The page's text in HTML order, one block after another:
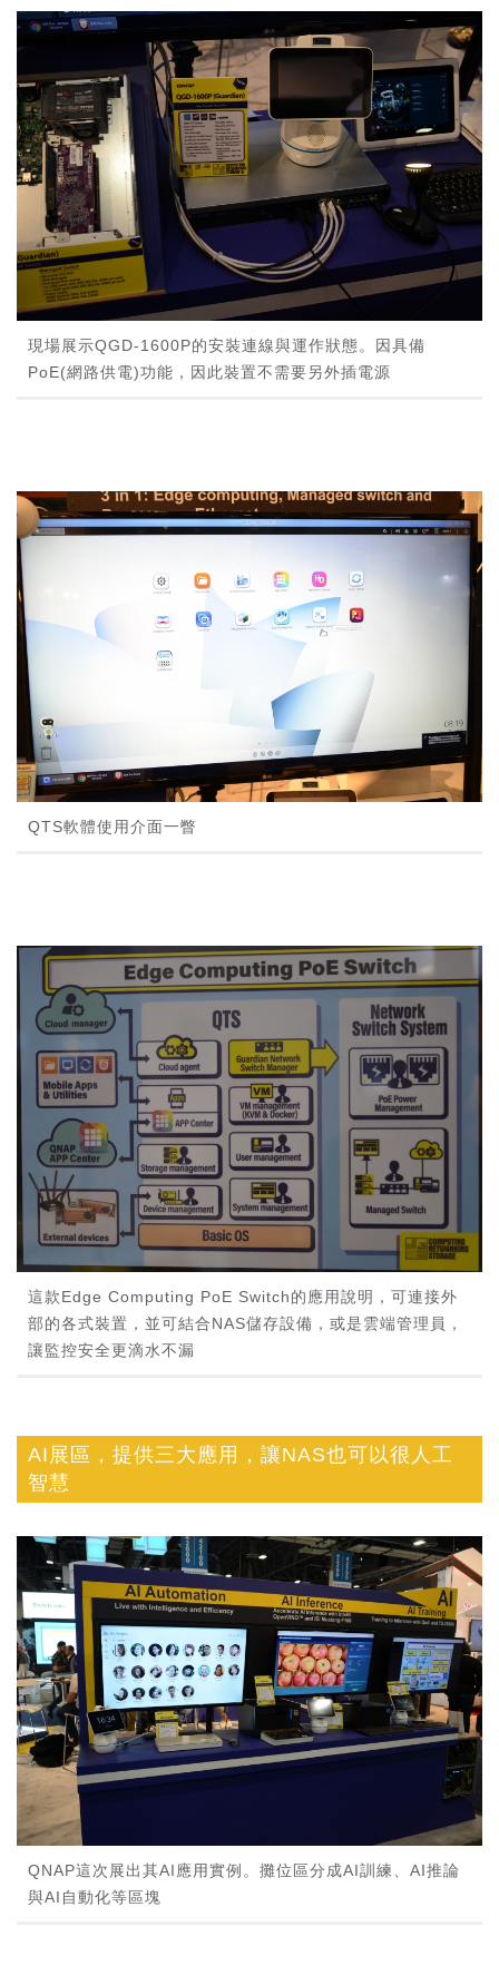
現場展示QGD-1600P的安裝連線與運作狀態。因具備
PoE(網路供電)功能，因此裝置不需要另外插電源
QTS軟體使用介面一瞥
這款Edge Computing PoE Switch的應用說明，可連接外
部的各式裝置，並可結合NAS儲存設備，或是雲端管理員，
讓監控安全更滴水不漏
AI展區，提供三大應用，讓NAS也可以很人工
智慧
QNAP這次展出其AI應用實例。攤位區分成AI訓練、AI推論
與AI自動化等區塊